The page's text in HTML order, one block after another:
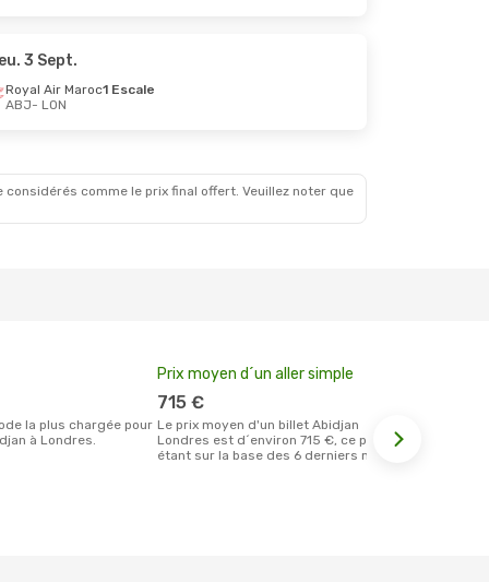
3 Sept.
Royal Air Maroc1 Escale
ABJ- LON
comme le prix final offert. Veuillez noter que
à Londres.
Prix moyen d´un aller simple
715 €
Le prix moyen d'un billet Abidjan
Londres est d´environ 715 €, ce prix
étant sur la base des 6 derniers mois.